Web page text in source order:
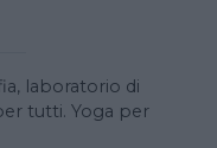
laboratorio di
tutti. Yoga per